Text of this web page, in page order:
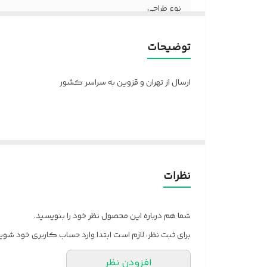
نوع طراحی
توضیحات
ارسال از تهران و قزوین به سراسر کشور
نظرات
شما هم درباره این محصول نظر خود را بنویسید.
برای ثبت نظر، لازم است ابتدا وارد حساب کاربری خود
افزودن نظر